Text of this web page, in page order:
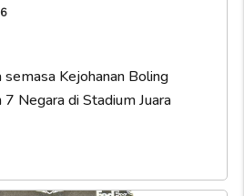
semasa Kejohanan Boling
Negara di Stadium Juara